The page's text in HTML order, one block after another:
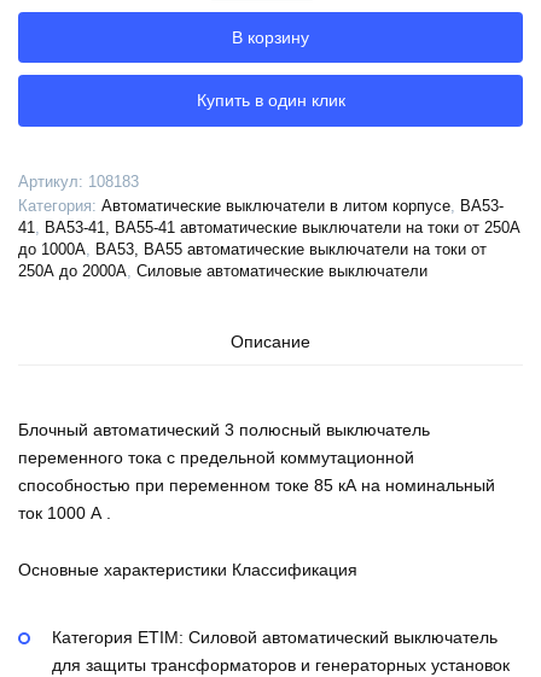
ВА53-
41-
331110-
1000А-690AC-
108183
В корзину
Купить в один клик
Артикул: 108183
Категория: Автоматические выключатели в литом корпусе
ВА53-
41
ВА53-41, ВА55-41 автоматические выключатели на токи от 250А
до 1000А
ВА53, ВА55 автоматические выключатели на токи от
250А до 2000А Силовые автоматические выключатели
Описание
Блочный автоматический 3 полюсный выключатель
переменного тока с предельной коммутационной
способностью при переменном токе 85 кА на номинальный
ток 1000 А .
Основные характеристики Классификация
Категория ETIM: Силовой автоматический выключатель
для защиты трансформаторов и генераторных установок